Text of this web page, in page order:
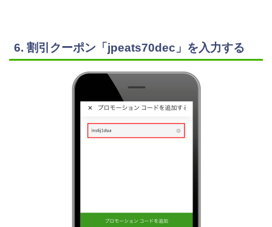
6. 割引クーポン「jpeats70dec」を入力する